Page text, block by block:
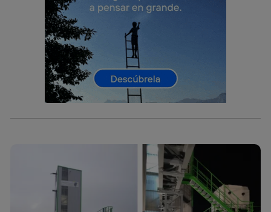
Este identificador se asigna a la conexión de internet, por
lo que cualquier persona que conecte su dispositivo y
consienta el uso de la tecnología recibirá el mismo
identificador. Típicamente:
Si utilizas unaconexión de banda ancha
el marketing o análisis se realizará en función de las
actividades de navegación de los miembros del hogar
que hayan dado su consentimiento.
Si utilizasdatos móviles, el marketing será más
navegación del usuario del móvil.
Puedes gestionar los consentimientos Utiq seleccionando
“Administrar Utiq” en la parte inferior de esta página web o
visitando el portal de privacidad de Utiq
(“consenthub”)
. Para más información, consulta
política de privacidad de Utiq .